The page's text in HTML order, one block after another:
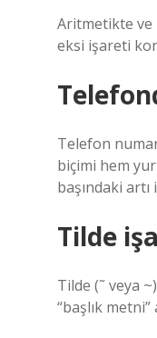
Aritmetikte ve
eksi işareti
Telefon
biçimi hem
başındaki
Tilde
Tilde (˜ veya
“başlık